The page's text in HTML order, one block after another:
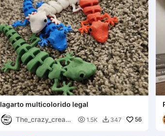
lagarto multicolorido legal
The_crazy_creato
 1.5K  347 56